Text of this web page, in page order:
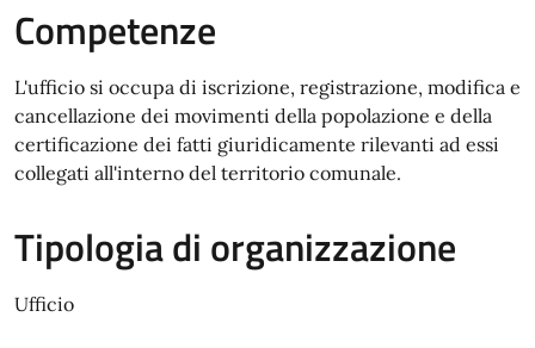
Competenze
L'ufficio si occupa di iscrizione, registrazione, modifica e
cancellazione dei movimenti della popolazione e della
certificazione dei fatti giuridicamente rilevanti ad essi
collegati all'interno del territorio comunale.
Tipologia di organizzazione
Ufficio